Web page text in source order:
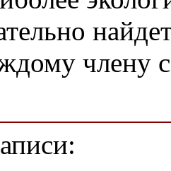
члену